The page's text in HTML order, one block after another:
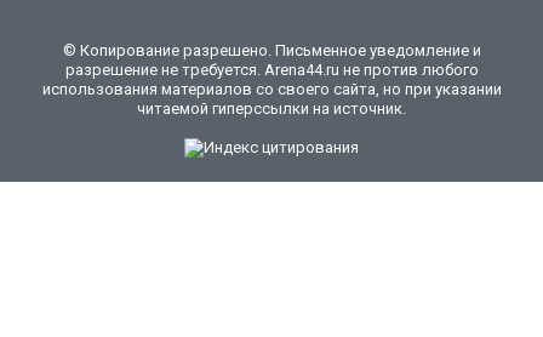
© Копирование разрешено. Письменное уведомление и
разрешение не требуется. Arena44.ru не против любого
использования материалов со своего сайта, но при указании
читаемой гиперссылки на источник.